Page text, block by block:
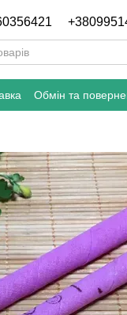
Обмін та
Блог